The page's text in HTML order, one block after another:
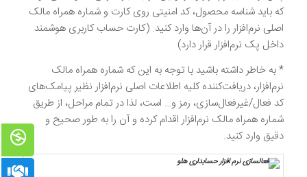
که باید شناسه محصول، کد امنیتی روی کارت و شماره همراه مالک
اصلی نرم‌افزار را در آن‌ها وارد کنید. (کارت حساب کاربری هوشمند
داخل پک نرم‌افزار قرار دارد)
* به خاطر داشته باشید با توجه به این که شماره همراه مالک
نرم‌افزار، دریافت‌کننده کلیه اطلاعات اصلی نرم‌افزار نظیر پیامک‌های
کد فعال/غیرفعال‌سازی، رمز و… است، لذا در تمام ‌مراحل، از طریق
شماره همراه مالک نرم‌افزار اقدام کرده و آن را به طور صحیح و
دقیق وارد کنید.